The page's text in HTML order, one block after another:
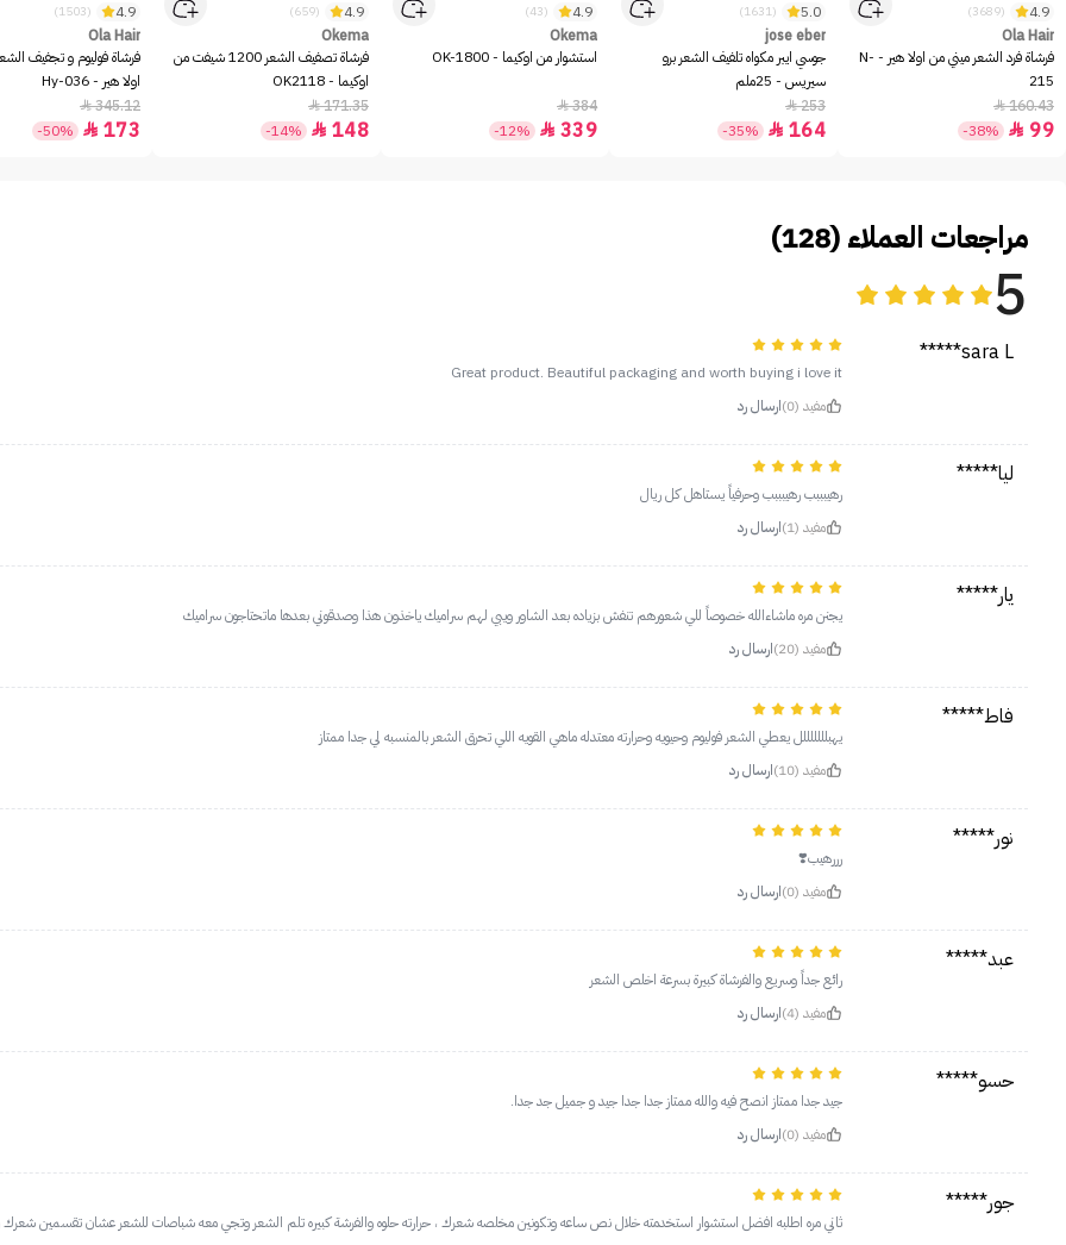
4.9
(3689)
Ola Hair
فرشاة فرد الشعر ميني من اولا هير - N-
215
160.43

99

-38%
5.0
(1631)
jose eber
جوسي ايبر مكواه تلفيف الشعر برو
سيريس - 25ملم
253

164

-35%
4.9
(43)
Okema
استشوار من اوكيما - OK-1800
384

339

-12%
4.9
(659)
Okema
فرشاة تصفيف الشعر 1200 شيفت من
اوكيما - OK2118
171.35

148

-14%
4.9
(1503)
Ola Hair
فرشاة فوليوم و تجفيف
اولا هير - Hy-036
345.12

173

-50%
مراجعات العملاء (128)
5
sara L*****
Great product. Beautiful packaging and worth buying i love it
مفيد (0)
ارسال رد
ليا*****
رهيبببب رهيبببب وحرفياً يستاهل كل ريال
مفيد (1)
ارسال رد
يار*****
يجنن مره ماشاءالله خصوصاً للي شعورهم تنفش بزياده بعد الشاور ويبي لهم سراميك ياخذون هذا وصدقوني بعدها ماتحتاجون سراميك
مفيد (20)
ارسال رد
فاط*****
يهبلللللللل يعطي الشعر فوليوم وحيويه وحرارته معتدله ماهي القويه اللي تحرق الشعر بالمنسبه لي جدا ممتاز
مفيد (10)
ارسال رد
نور*****
رررهيب❣️
مفيد (0)
ارسال رد
عبد*****
رائع جداً وسريع والفرشاة كبيرة بسرعة اخلص الشعر
مفيد (4)
ارسال رد
حسو*****
جيد جدا ممتاز انصح فيه والله ممتاز جدا جدا جيد و جميل جد جدا.
مفيد (0)
ارسال رد
جور*****
ثاني مره اطلبه افضل استشوار استخدمته خلال نص ساعه وتكونين مخلصه شعرك ، حرارته حلوه والفرشة كبيره تلم الشعر وتجي معه شباصات للشعر عشان تقسمين